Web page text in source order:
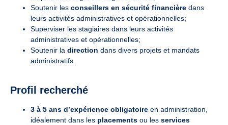
Soutenir les conseillers en sécurité financière dans
leurs activités administratives et opérationnelles;
Superviser les stagiaires dans leurs activités
administratives et opérationnelles;
Soutenir la direction dans divers projets et mandats
administratifs.
Profil recherché
3 à 5 ans d’expérience obligatoire en administration,
idéalement dans les placements ou les services